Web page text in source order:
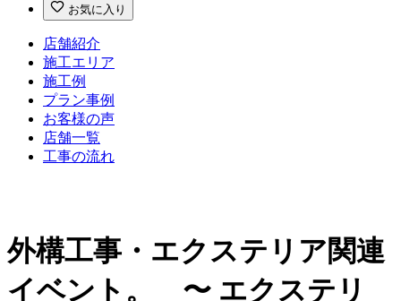
お気に入り
店舗紹介
施工エリア
施工例
プラン事例
お客様の声
店舗一覧
工事の流れ
外構工事・エクステリア関連
イベント。 〜 エクステリ